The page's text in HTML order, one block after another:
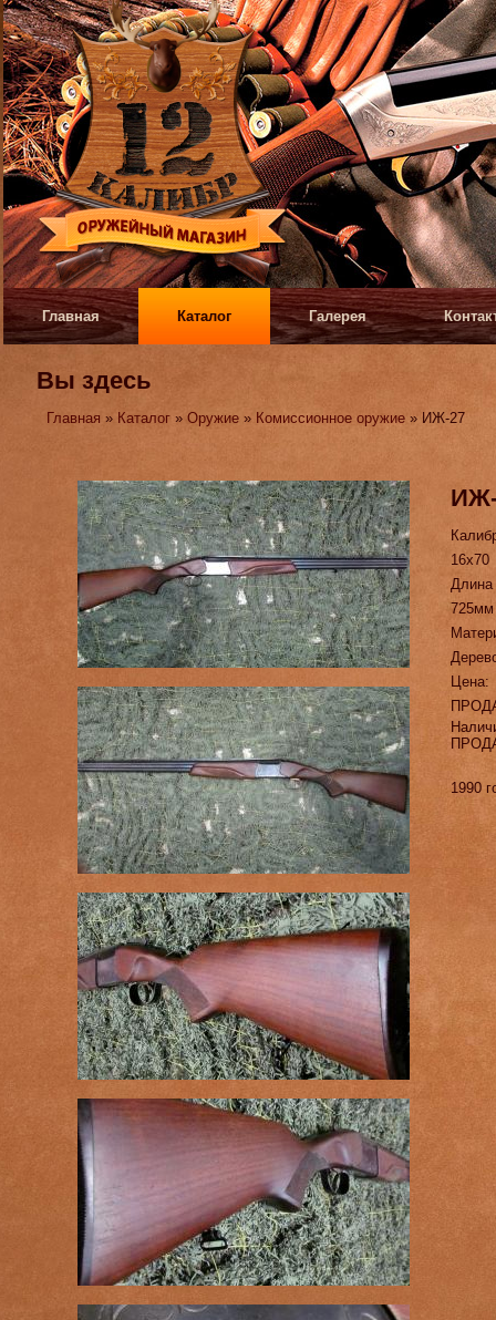
Главная Каталог Галерея
Вы здесь
Главная » Каталог »Оружие » Комиссионное оружие » ИЖ-27
16х70
725мм
Цена:
1990